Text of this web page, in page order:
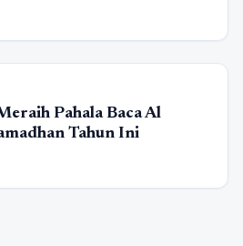
Pahala Baca Al
Tahun Ini